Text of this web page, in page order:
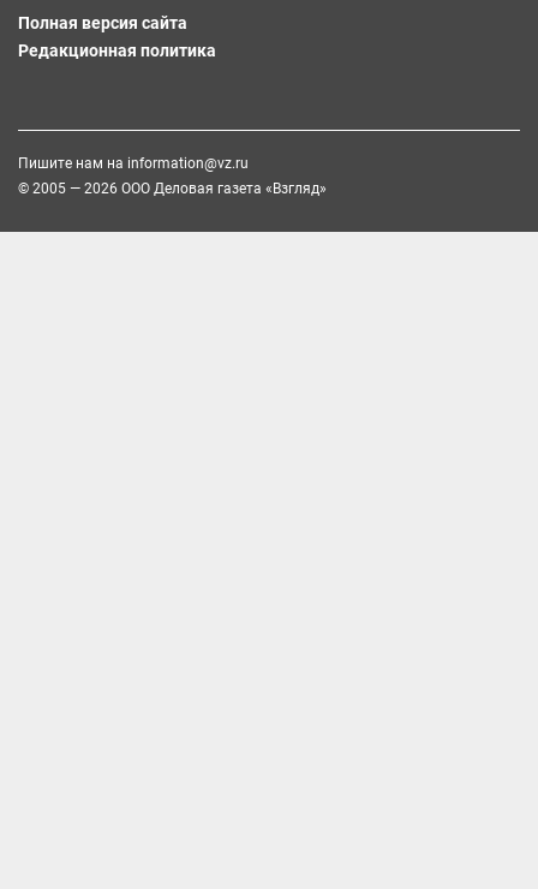
Полная версия сайта
Редакционная политика
Пишите нам на information@vz.ru
© 2005 — 2026 ООО Деловая газета «Взгляд»